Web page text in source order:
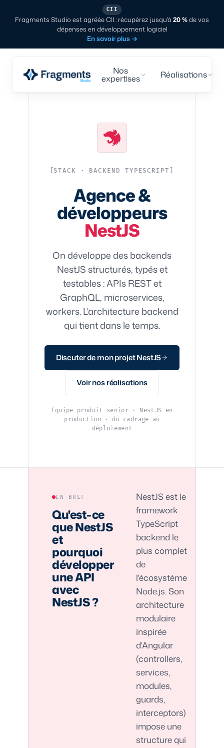
CII
Fragments Studio est agréée CII : récupérez jusqu'à 20 %de vos
dépenses en développement logiciel
En savoir plus →
Nos
expertises Réalisations
STACK · BACKEND TYPESCRIPT
Agence &
développeurs
NestJS
On développe des backends
NestJS structurés, typés et
testables : APIs REST et
GraphQL, microservices,
workers. L'architecture backend
qui tient dans le temps.
Discuter de mon projet NestJS
Voir nos réalisations
Équipe produit senior · NestJS en
production · du cadrage au
déploiement
EN BREF
Qu'est-ce
que NestJS
et
pourquoi
développer
une API
avec
NestJS ?
NestJS est le
framework
TypeScript
backend le
plus complet
de
l'écosystème
Node.js. Son
architecture
modulaire
inspirée
d'Angular
(controllers,
services,
modules,
guards,
interceptors)
impose une
structure qui